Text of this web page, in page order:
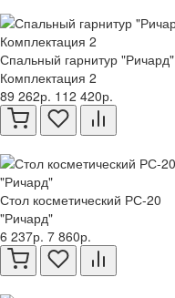
Спальный гарнитур "Ричард"
Комплектация 2
89 262р. 112 420р.
Стол косметический РС-20
"Ричард"
6 237р. 7 860р.